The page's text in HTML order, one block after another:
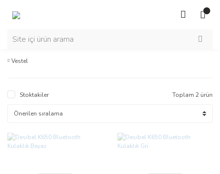
Vestel
Stoktakiler Toplam 2 ürün